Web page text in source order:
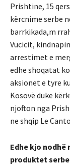
Prishtine, 15
kërcnime serbe
barrkikada,m
Vucicit,
arrestimet e
edhe shoqatat
aksionet e tyre
Kosovë duke
njofton nga
ne shqip Le
Edhe kjo
produktet